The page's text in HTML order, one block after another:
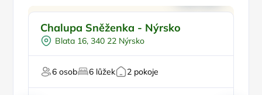
Pro skupiny
Venkovní gril
Na horách
Pro majitele mazlíčků
Chalupa Sněženka - Nýrsko
Blata 16, 340 22 Nýrsko
6 osob 6 lůžek 2 pokoje